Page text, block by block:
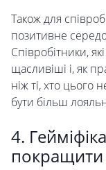
Також для
позитивне
Співробітники,
щасливіші і, як
ніж ті, хто цього
бути більш
4.
покращити